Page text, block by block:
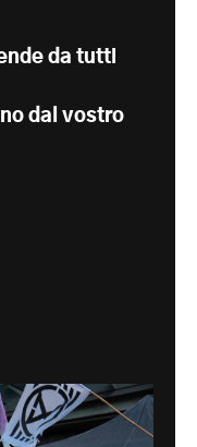
da tutti
dal vostro